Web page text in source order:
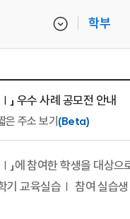
학부
우수 사례 공모전 안내
은 주소 보기 (Beta)
에 참여한 학생을 대상
기 교육실습Ⅰ 참여 실습생